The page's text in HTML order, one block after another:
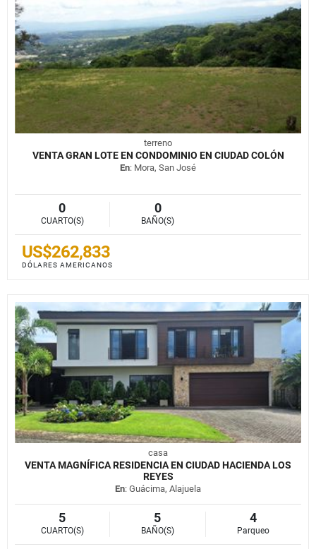
terreno
VENTA GRAN LOTE EN CONDOMINIO EN CIUDAD COLÓN
En: Mora, San José
0
CUARTO(S)
0
BAÑO(S)
US$262,833
DÓLARES AMERICANOS
casa
VENTA MAGNÍFICA RESIDENCIA EN CIUDAD HACIENDA LOS
REYES
En: Guácima, Alajuela
5
CUARTO(S)
5
BAÑO(S)
4
Parqueo